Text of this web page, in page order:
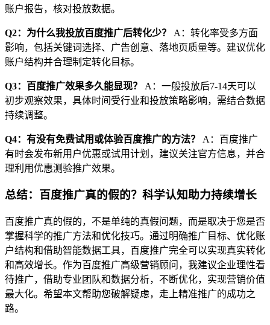
账户报告，核对投放数据。
Q2：为什么我投放百度推广后转化少？
A：转化率受多方面
影响，包括关键词选择、广告创意、落地页质量等。建议优化
账户结构并合理制定转化目标。
Q3：百度推广效果多久能显现？
A：一般投放后7-14天可以
初步观察效果，具体时间受行业和投放策略影响，需结合数据
持续调整。
Q4：有没有免费试用或体验百度推广的方法？
A：百度推广
有时会发布新用户优惠或试用计划，建议关注官方信息，并合
理利用优惠测验推广效果。
总结：百度推广真的假的？科学认知助力持续增长
百度推广真的假的，不是单纯的真假问题，而是取决于您是否
掌握科学的推广方法和优化技巧。通过明确推广目标、优化账
户结构和借助智能数据工具，百度推广完全可以实现真实转化
和高效增长。作为百度推广高级营销顾问，我建议企业理性看
待推广，借助专业团队和数据分析，不断优化，实现营销价值
最大化。希望本文帮助您破解疑虑，走上精准推广的成功之
路。